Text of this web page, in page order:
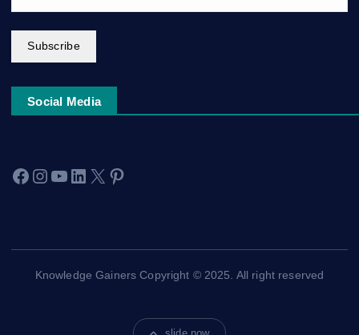
Subscribe
Social Media
Facebook Instagram YouTube LinkedIn X Pinterest
Knowledge Gainers Copyright © 2025. All right reserved